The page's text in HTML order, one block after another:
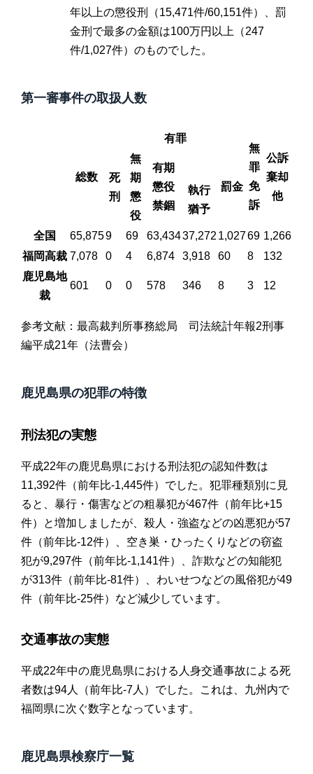
年以上の懲役刑（15,471件/60,151件）、罰
金刑で最多の金額は100万円以上（247
件/1,027件）のものでした。
第一審事件の取扱人数
総数
有罪
無
罪
免
訴
公訴
棄却
他
死
刑
無
期
懲
役
有期
懲役
禁錮
罰金
執行
猶予
全国 65,8759 69 63,43437,272 1,02769 1,266
福岡高裁 7,078 0 4 6,874 3,918 60 8
132
鹿児島地
裁
601 0 0 578 346 8 3 12
参考文献：最高裁判所事務総局 司法統計年報2刑事
編平成21年（法曹会）
鹿児島県の犯罪の特徴
刑法犯の実態
平成22年の鹿児島県における刑法犯の認知件数は
11,392件（前年比-1,445件）でした。犯罪種類別に見
ると、暴行・傷害などの粗暴犯が467件（前年比+15
件）と増加しましたが、殺人・強盗などの凶悪犯が57
件（前年比-12件）、空き巣・ひったくりなどの窃盗
犯が9,297件（前年比-1,141件）、詐欺などの知能犯
が313件（前年比-81件）、わいせつなどの風俗犯が49
件（前年比-25件）など減少しています。
交通事故の実態
平成22年中の鹿児島県における人身交通事故による死
者数は94人（前年比-7人）でした。これは、九州内で
福岡県に次ぐ数字となっています。
鹿児島県検察庁一覧